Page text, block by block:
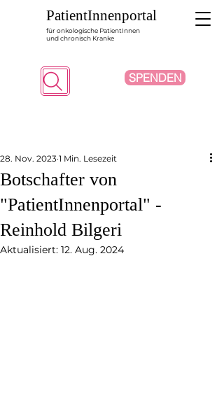
PatientInnenportal
für onkologische PatientInnen
und chronisch Kranke
Suche SPENDEN
Botschafter von
"PatientInnenportal" -
Reinhold Bilgeri
28. Nov. 2023 1 Min. Lesezeit
Aktualisiert: 12. Aug. 2024